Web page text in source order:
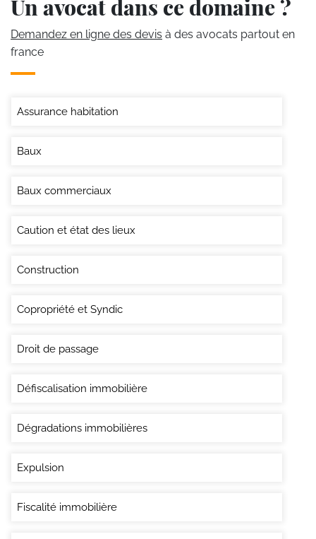
Un avocat dans ce domaine ?
Demandez en ligne des devis à des avocats partout en
france
Assurance habitation
Baux
Baux commerciaux
Caution et état des lieux
Construction
Copropriété et Syndic
Droit de passage
Défiscalisation immobilière
Dégradations immobilières
Expulsion
Fiscalité immobilière